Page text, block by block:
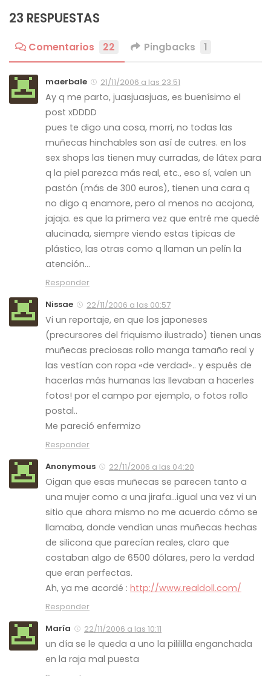
23 RESPUESTAS
Comentarios 22 Pingbacks 1
maerbale 21/11/2006 a las 23:51
Ay q me parto, juasjuasjuas, es buenísimo el
post xDDDD
pues te digo una cosa, morri, no todas las
muñecas hinchables son así de cutres. en los
sex shops las tienen muy curradas, de látex para
q la piel parezca más real, etc., eso sí, valen un
pastón (más de 300 euros), tienen una cara q
no digo q enamore, pero al menos no acojona,
jajaja. es que la primera vez que entré me quedé
alucinada, siempre viendo estas típicas de
plástico, las otras como q llaman un pelín la
atención…
Responder
Nissae
22/11/2006 a las 00:57
Vi un reportaje, en que los japoneses
(precursores del friquismo ilustrado) tienen unas
muñecas preciosas rollo manga tamaño real y
las vestían con ropa «de verdad».. y espués de
hacerlas más humanas las llevaban a hacerles
fotos! por el campo por ejemplo, o fotos rollo
postal..
Me pareció enfermizo
Responder
Anonymous
22/11/2006 a las 04:20
Oigan que esas muñecas se parecen tanto a
una mujer como a una jirafa…igual una vez vi un
sitio que ahora mismo no me acuerdo cómo se
llamaba, donde vendían unas muñecas hechas
de silicona que parecían reales, claro que
costaban algo de 6500 dólares, pero la verdad
que eran perfectas.
Ah, ya me acordé : http://www.realdoll.com/
Responder
María
22/11/2006 a las 10:11
un día se le queda a uno la pilililla enganchada
en la raja mal puesta